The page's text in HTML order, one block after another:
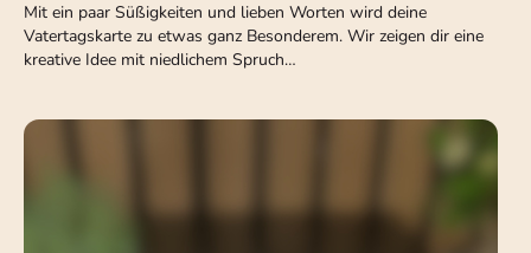
Mit ein paar Süßigkeiten und lieben Worten wird deine
Vatertagskarte zu etwas ganz Besonderem. Wir zeigen dir eine
kreative Idee mit niedlichem Spruch…